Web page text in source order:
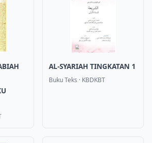
AL-SYARIAH TINGKATAN 1
Buku Teks · KBDKBT